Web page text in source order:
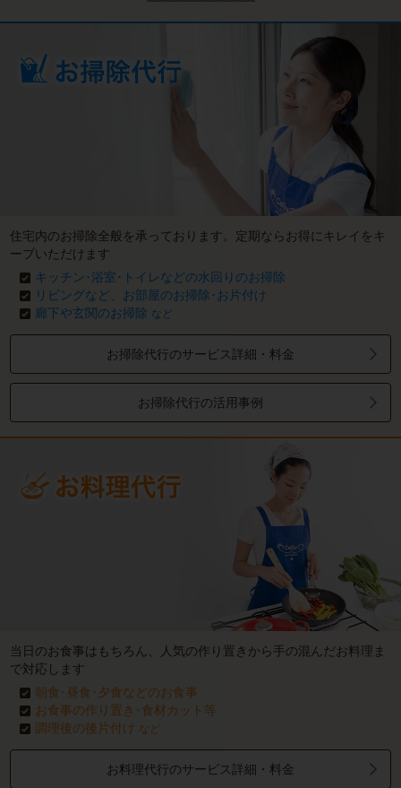
住宅内のお掃除全般を承っております。定期ならお得にキレイをキ
ープいただけます
キッチン･浴室･トイレなどの水回りのお掃除
リビングなど、お部屋のお掃除･お片付け
廊下や玄関のお掃除 など
お掃除代行のサービス詳細・料金
お掃除代行の活用事例
当日のお食事はもちろん、人気の作り置きから手の混んだお料理ま
で対応します
朝食･昼食･夕食などのお食事
お食事の作り置き･食材カット等
調理後の後片付け など
お料理代行のサービス詳細・料金